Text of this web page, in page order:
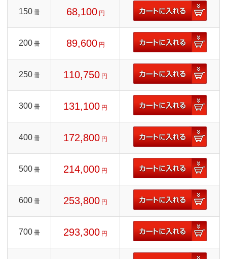
150 冊 68,100 円
200 冊 89,600 円
250 冊 110,750 円
300 冊 131,100 円
400 冊 172,800 円
500 冊 214,000 円
600 冊 253,800 円
700 冊 293,300 円